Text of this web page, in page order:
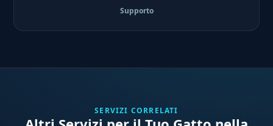
Supporto
SERVIZI CORRELATI